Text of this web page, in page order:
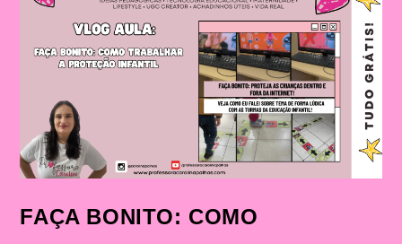
COMO
A
MENTE
DAS
CRIANÇAS
FUNCIONA
TRANSFORMAR
EDUCAÇÃO
INFANTIL
FAÇA BONITO: COMO